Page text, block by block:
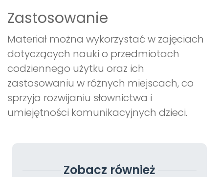
Zastosowanie
Materiał można wykorzystać w zajęciach
dotyczących nauki o przedmiotach
codziennego użytku oraz ich
zastosowaniu w różnych miejscach, co
sprzyja rozwijaniu słownictwa i
umiejętności komunikacyjnych dzieci.
Zobacz również